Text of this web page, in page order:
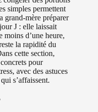
simples permettent
grand‑mère préparer
J : elle laissait
moins d’une heure,
la rapidité du
cette section,
pour
avec des astuces
s’affaissent.